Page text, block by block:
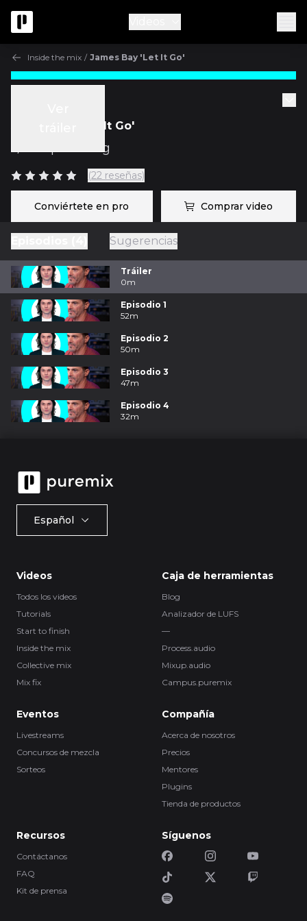
Inside the mix / James Bay 'Let It Go'
James Bay 'Let It Go'
Jacquire King
(22 reseñas)
Conviértete en pro Comprar video
Sugerencias
Tráiler
0m
Episodio 1
52m
Episodio 2
50m
Episodio 3
47m
Episodio 4
32m
Español
Videos
Todos los videos
Tutorials
Start to finish
Inside the mix
Collective mix
Mix fix
Caja de herramientas
Blog
Analizador de LUFS
—
Process.audio
Mixup.audio
Campus.puremix
Eventos
Livestreams
Concursos de mezcla
Sorteos
Compañía
Acerca de nosotros
Precios
Mentores
Plugins
Tienda de productos
Recursos
Contáctanos
FAQ
Kit de prensa
Síguenos